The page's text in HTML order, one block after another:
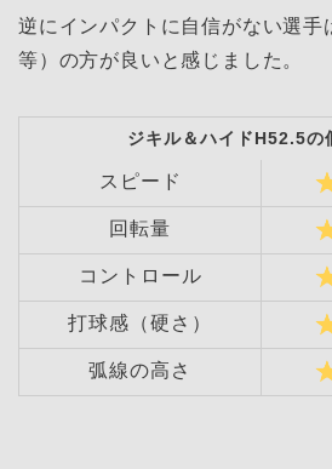
逆にインパクトに自信がない選
等）の方が良いと感じました。
ジキル＆ハイドH52.5の
スピード
回転量
コントロール
打球感（硬さ）
弧線の高さ